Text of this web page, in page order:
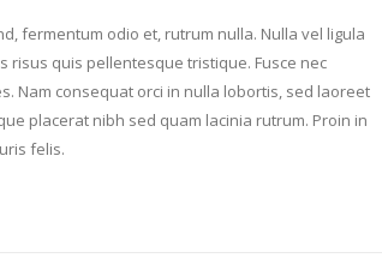
fermentum odio et, rutrum nulla. Nulla vel ligula
risus quis pellentesque tristique. Fusce nec
Nam consequat orci in nulla lobortis, sed laoreet
placerat nibh sed quam lacinia rutrum. Proin in
felis.